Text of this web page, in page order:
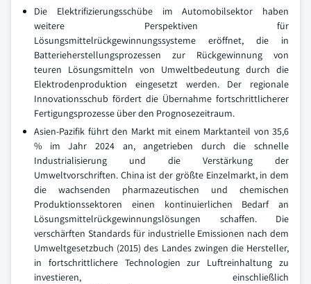
Die Elektrifizierungsschübe im Automobilsektor haben
weitere Perspektiven für
Lösungsmittelrückgewinnungssysteme eröffnet, die in
Batterieherstellungsprozessen zur Rückgewinnung von
teuren Lösungsmitteln von Umweltbedeutung durch die
Elektrodenproduktion eingesetzt werden. Der regionale
Innovationsschub fördert die Übernahme fortschrittlicherer
Fertigungsprozesse über den Prognosezeitraum.
Asien-Pazifik führt den Markt mit einem Marktanteil von 35,6
% im Jahr 2024 an, angetrieben durch die schnelle
Industrialisierung und die Verstärkung der
Umweltvorschriften. China ist der größte Einzelmarkt, in dem
die wachsenden pharmazeutischen und chemischen
Produktionssektoren einen kontinuierlichen Bedarf an
Lösungsmittelrückgewinnungslösungen schaffen. Die
verschärften Standards für industrielle Emissionen nach dem
Umweltgesetzbuch (2015) des Landes zwingen die Hersteller,
in fortschrittlichere Technologien zur Luftreinhaltung zu
investieren, einschließlich